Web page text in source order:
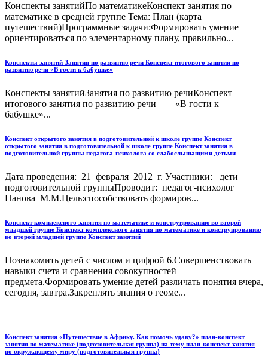
Конспекты занятийПо математикеКонспект занятия по
математике в средней группе Тема: План (карта
путешествий)Программные задачи:Формировать умение
ориентироваться по элементарному плану, правильно...
Конспекты занятий Занятия по развитию речи Конспект итогового занятия по
развитию речи «В гости к бабушке»
Конспекты занятийЗанятия по развитию речиКонспект
итогового занятия по развитию речи «В гости к
бабушке»...
Конспект открытого занятия в подготовительной к школе группе Конспект
открытого занятия в подготовительной к школе группе Конспект занятия в
подготовительной группы педагога-психолога со слабослышащими детьми
Дата проведения: 21 февраля 2012 г. Участники: дети
подготовительной группыПроводит: педагог-психолог
Панова М.М.Цель:способствовать формиров...
Конспект комплексного занятия по математике и конструированию во второй
младшей группе Конспект комплексного занятия по математике и конструированию
во второй младшей группе Конспект занятий
Познакомить детей с числом и цифрой 6.Совершенствовать
навыки счета и сравнения совокупностей
предмета.Формировать умение детей различать понятия вчера,
сегодня, завтра.Закреплять знания о геоме...
Конспект занятия «Путешествие в Африку. Как помочь удаву?» план-конспект
занятия по математике (подготовительная группа) на тему план-конспект занятия
по окружающему миру (подготовительная группа)